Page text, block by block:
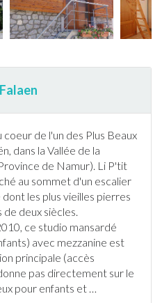
coeur de l'un des Plus Beaux
dans la Vallée de la
de Namur). Li P'tit
au sommet d'un escalier
les plus vieilles pierres
deux siècles.
ce studio mansardé
avec mezzanine est
principale (accès
pas directement sur le
pour enfants et …